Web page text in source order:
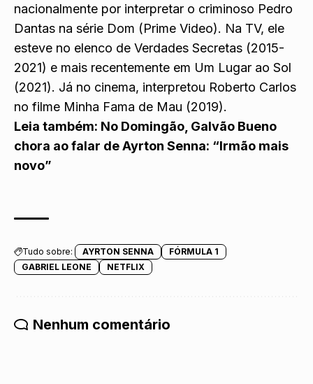
nacionalmente por interpretar o criminoso Pedro
Dantas na série Dom (Prime Video). Na TV, ele
esteve no elenco de Verdades Secretas (2015-
2021) e mais recentemente em Um Lugar ao Sol
(2021). Já no cinema, interpretou Roberto Carlos
no filme Minha Fama de Mau (2019).
Leia também: No Domingão, Galvão Bueno
chora ao falar de Ayrton Senna: “Irmão mais
novo”
Tudo sobre: AYRTON SENNA
FÓRMULA 1
GABRIEL LEONE
NETFLIX
Nenhum comentário